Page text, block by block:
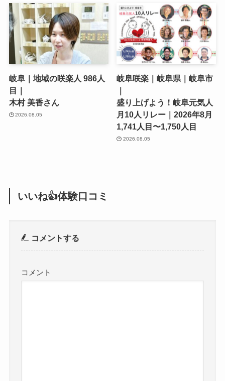
岐阜｜地域の咲楽人 986人
目｜
木村 美香さん
2026.08.05
岐阜咲楽｜岐阜県｜岐阜市
｜
盛り上げよう！岐阜元気人
月10人リレー｜2026年8月
1,741人目〜1,750人目
2026.08.05
いいね👍体験口コミ
コメントする
コメント